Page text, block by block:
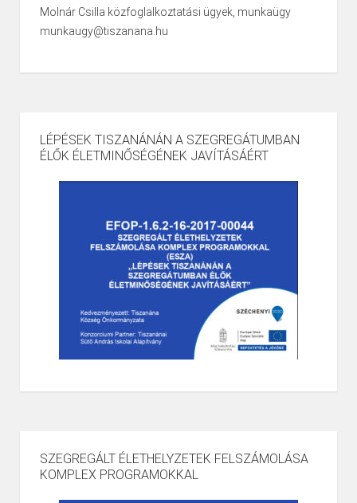
Molnár Csilla közfoglalkoztatási ügyek, munkaügy
munkaugy@tiszanana.hu
LÉPÉSEK TISZANÁNÁN A SZEGREGÁTUMBAN
ÉLŐK ÉLETMINŐSÉGÉNEK JAVÍTÁSÁÉRT
SZEGREGÁLT ÉLETHELYZETEK FELSZÁMOLÁSA
KOMPLEX PROGRAMOKKAL